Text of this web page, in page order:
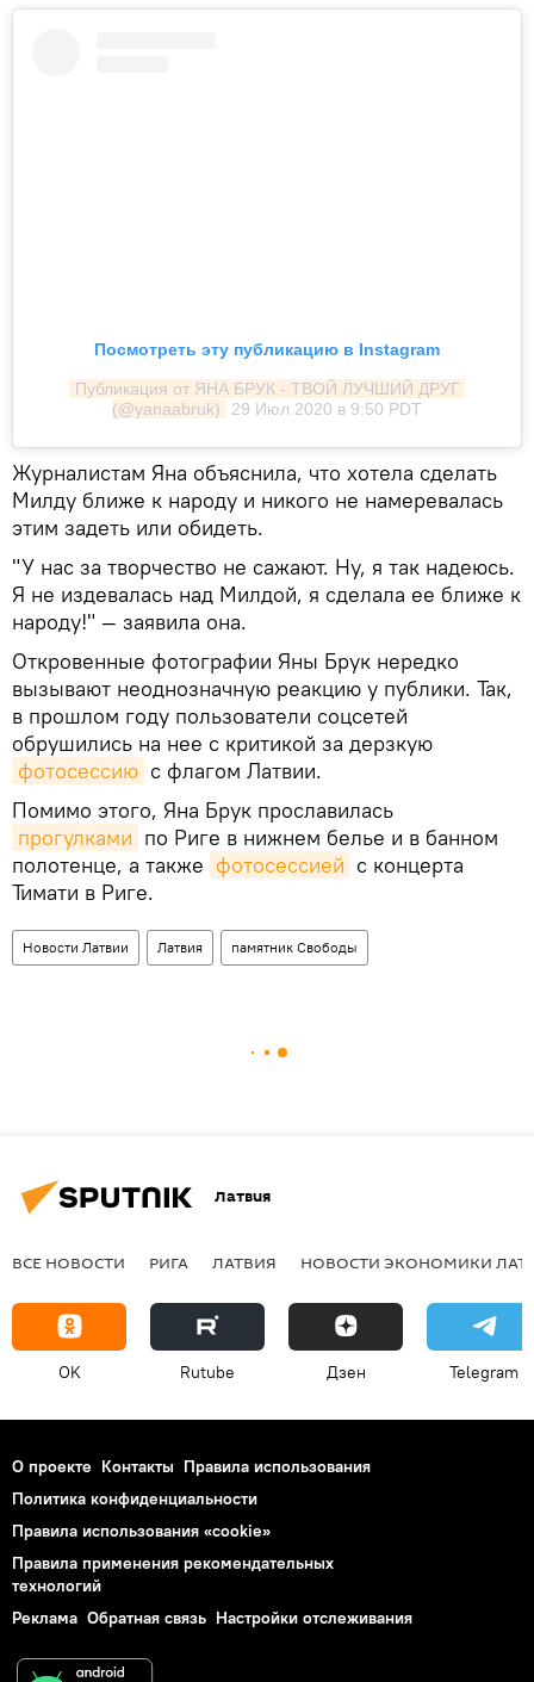
Посмотреть эту публикацию в Instagram
Публикация от ЯНА БРУК - ТВОЙ ЛУЧШИЙ ДРУГ
(@yanaabruk)
29 Июл 2020 в 9:50 PDT
Журналистам Яна объяснила, что хотела сделать
Милду ближе к народу и никого не намеревалась
этим задеть или обидеть.
"У нас за творчество не сажают. Ну, я так надеюсь.
Я не издевалась над Милдой, я сделала ее ближе к
народу!" — заявила она.
Откровенные фотографии Яны Брук нередко
вызывают неоднозначную реакцию у публики. Так,
в прошлом году пользователи соцсетей
обрушились на нее с критикой за дерзкую
фотосессию с флагом Латвии.
Помимо этого, Яна Брук прославилась
прогулками по Риге в нижнем белье и в банном
полотенце, а также фотосессией с концерта
Тимати в Риге.
Новости Латвии Латвия памятник Свободы
Латвия
ВСЕ НОВОСТИ РИГА ЛАТВИЯ НОВОСТИ ЭКОНОМИКИ
OK Rutube Дзен Telegram
О проекте Контакты Правила использования
Политика конфиденциальности
Правила использования «cookie»
Правила применения рекомендательных
технологий
Реклама Обратная связь Настройки отслеживания